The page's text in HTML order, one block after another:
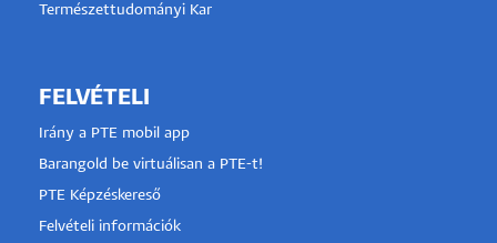
Természettudományi Kar
FELVÉTELI
Irány a PTE mobil app
Barangold be virtuálisan a PTE-t!
PTE Képzéskereső
Felvételi információk